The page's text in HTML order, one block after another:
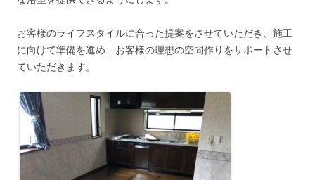
お客様のライフスタイルに合った提案をさせていただき、施工
に向けて準備を進め、お客様の理想の空間作りをサポートさせ
ていただきます。